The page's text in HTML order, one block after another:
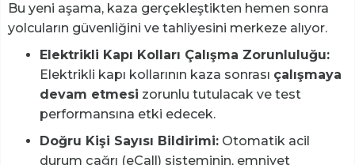
Bu yeni aşama, kaza gerçekleştikten hemen sonra
yolcuların güvenliğini ve tahliyesini merkeze alıyor.
Elektrikli Kapı Kolları Çalışma Zorunluluğu:
Elektrikli kapı kollarının kaza sonrası çalışmaya
devam etmesi zorunlu tutulacak ve test
performansına etki edecek.
Doğru Kişi Sayısı Bildirimi: Otomatik acil
durum çağrı (eCall) sisteminin, emniyet